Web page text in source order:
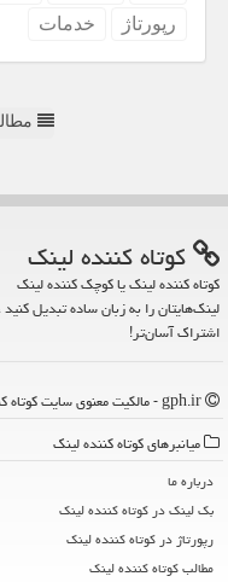
رپورتاژ
خدمات
كوتاه كننده لینك
کوتاه کننده لینک یا کوچک کننده لینک
لینک‌هایتان را به زبان ساده تبدیل
اشتراک آسان‌تر!
میانبرهای كوتاه كننده لینك
درباره ما
بک لینک در كوتاه كننده لینك
رپورتاژ در كوتاه كننده لینك
مطالب كوتاه كننده لینك